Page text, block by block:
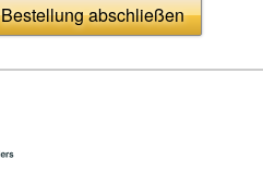
Bestellung abschließen